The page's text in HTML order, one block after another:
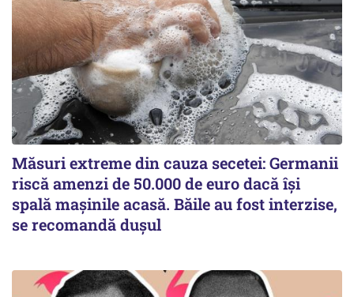
Măsuri extreme din cauza secetei: Germanii
riscă amenzi de 50.000 de euro dacă își
spală mașinile acasă. Băile au fost interzise,
se recomandă dușul